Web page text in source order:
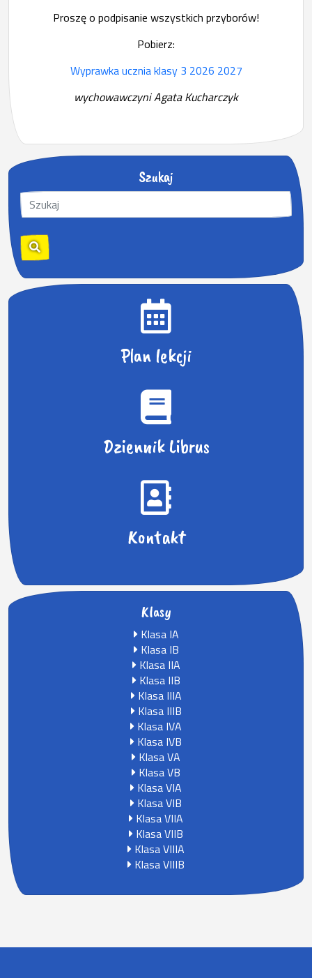
Proszę o podpisanie wszystkich przyborów!
Pobierz:
Wyprawka ucznia klasy 3 2026 2027
wychowawczyni Agata Kucharczyk
Szukaj
S
z
k
a
j
:
Plan lekcji
Dziennik Librus
Kontakt
Klasy
Klasa IA
Klasa IB
Klasa IIA
Klasa IIB
Klasa IIIA
Klasa IIIB
Klasa IVA
Klasa IVB
Klasa VA
Klasa VB
Klasa VIA
Klasa VIB
Klasa VIIA
Klasa VIIB
Klasa VIIIA
Klasa VIIIB